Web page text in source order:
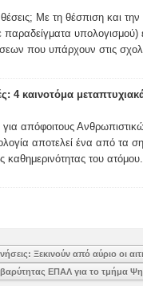
θέσεις; Με τη θέσπιση και
υπολογισμού)
που υπάρχουν στις
4 καινοτόμα
για απόφοιτους
αποτελεί ένα από τα
του
Ξεκινούν από αύριο οι
βαρύτητας ΕΠΑΛ για το τμήμα